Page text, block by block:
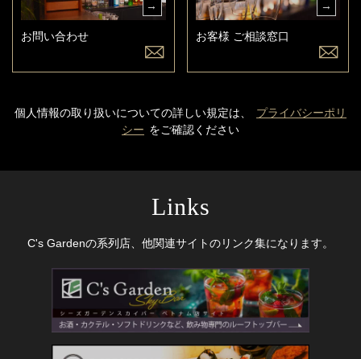
お問い合わせ お客様 ご相談窓口
個人情報の取り扱いについての詳しい規定は、
プライバシーポリ
シー をご確認ください
Links
C's Gardenの系列店、他関連サイトのリンク集になります。